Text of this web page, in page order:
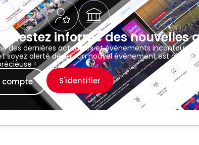
Restez informé des
des dernières actualités et événements
soyez alerté dès qu’un nouvel événement est ajouté
!
compte S'identifier